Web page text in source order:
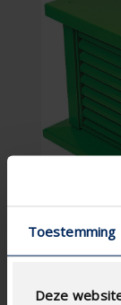
Toestemming
Deze